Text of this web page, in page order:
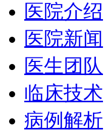
医院介绍
医院新闻
医生团队
临床技术
病例解析